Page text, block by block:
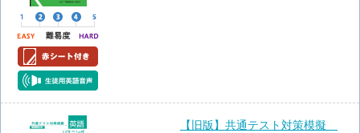
【旧版】共通テスト対策模擬